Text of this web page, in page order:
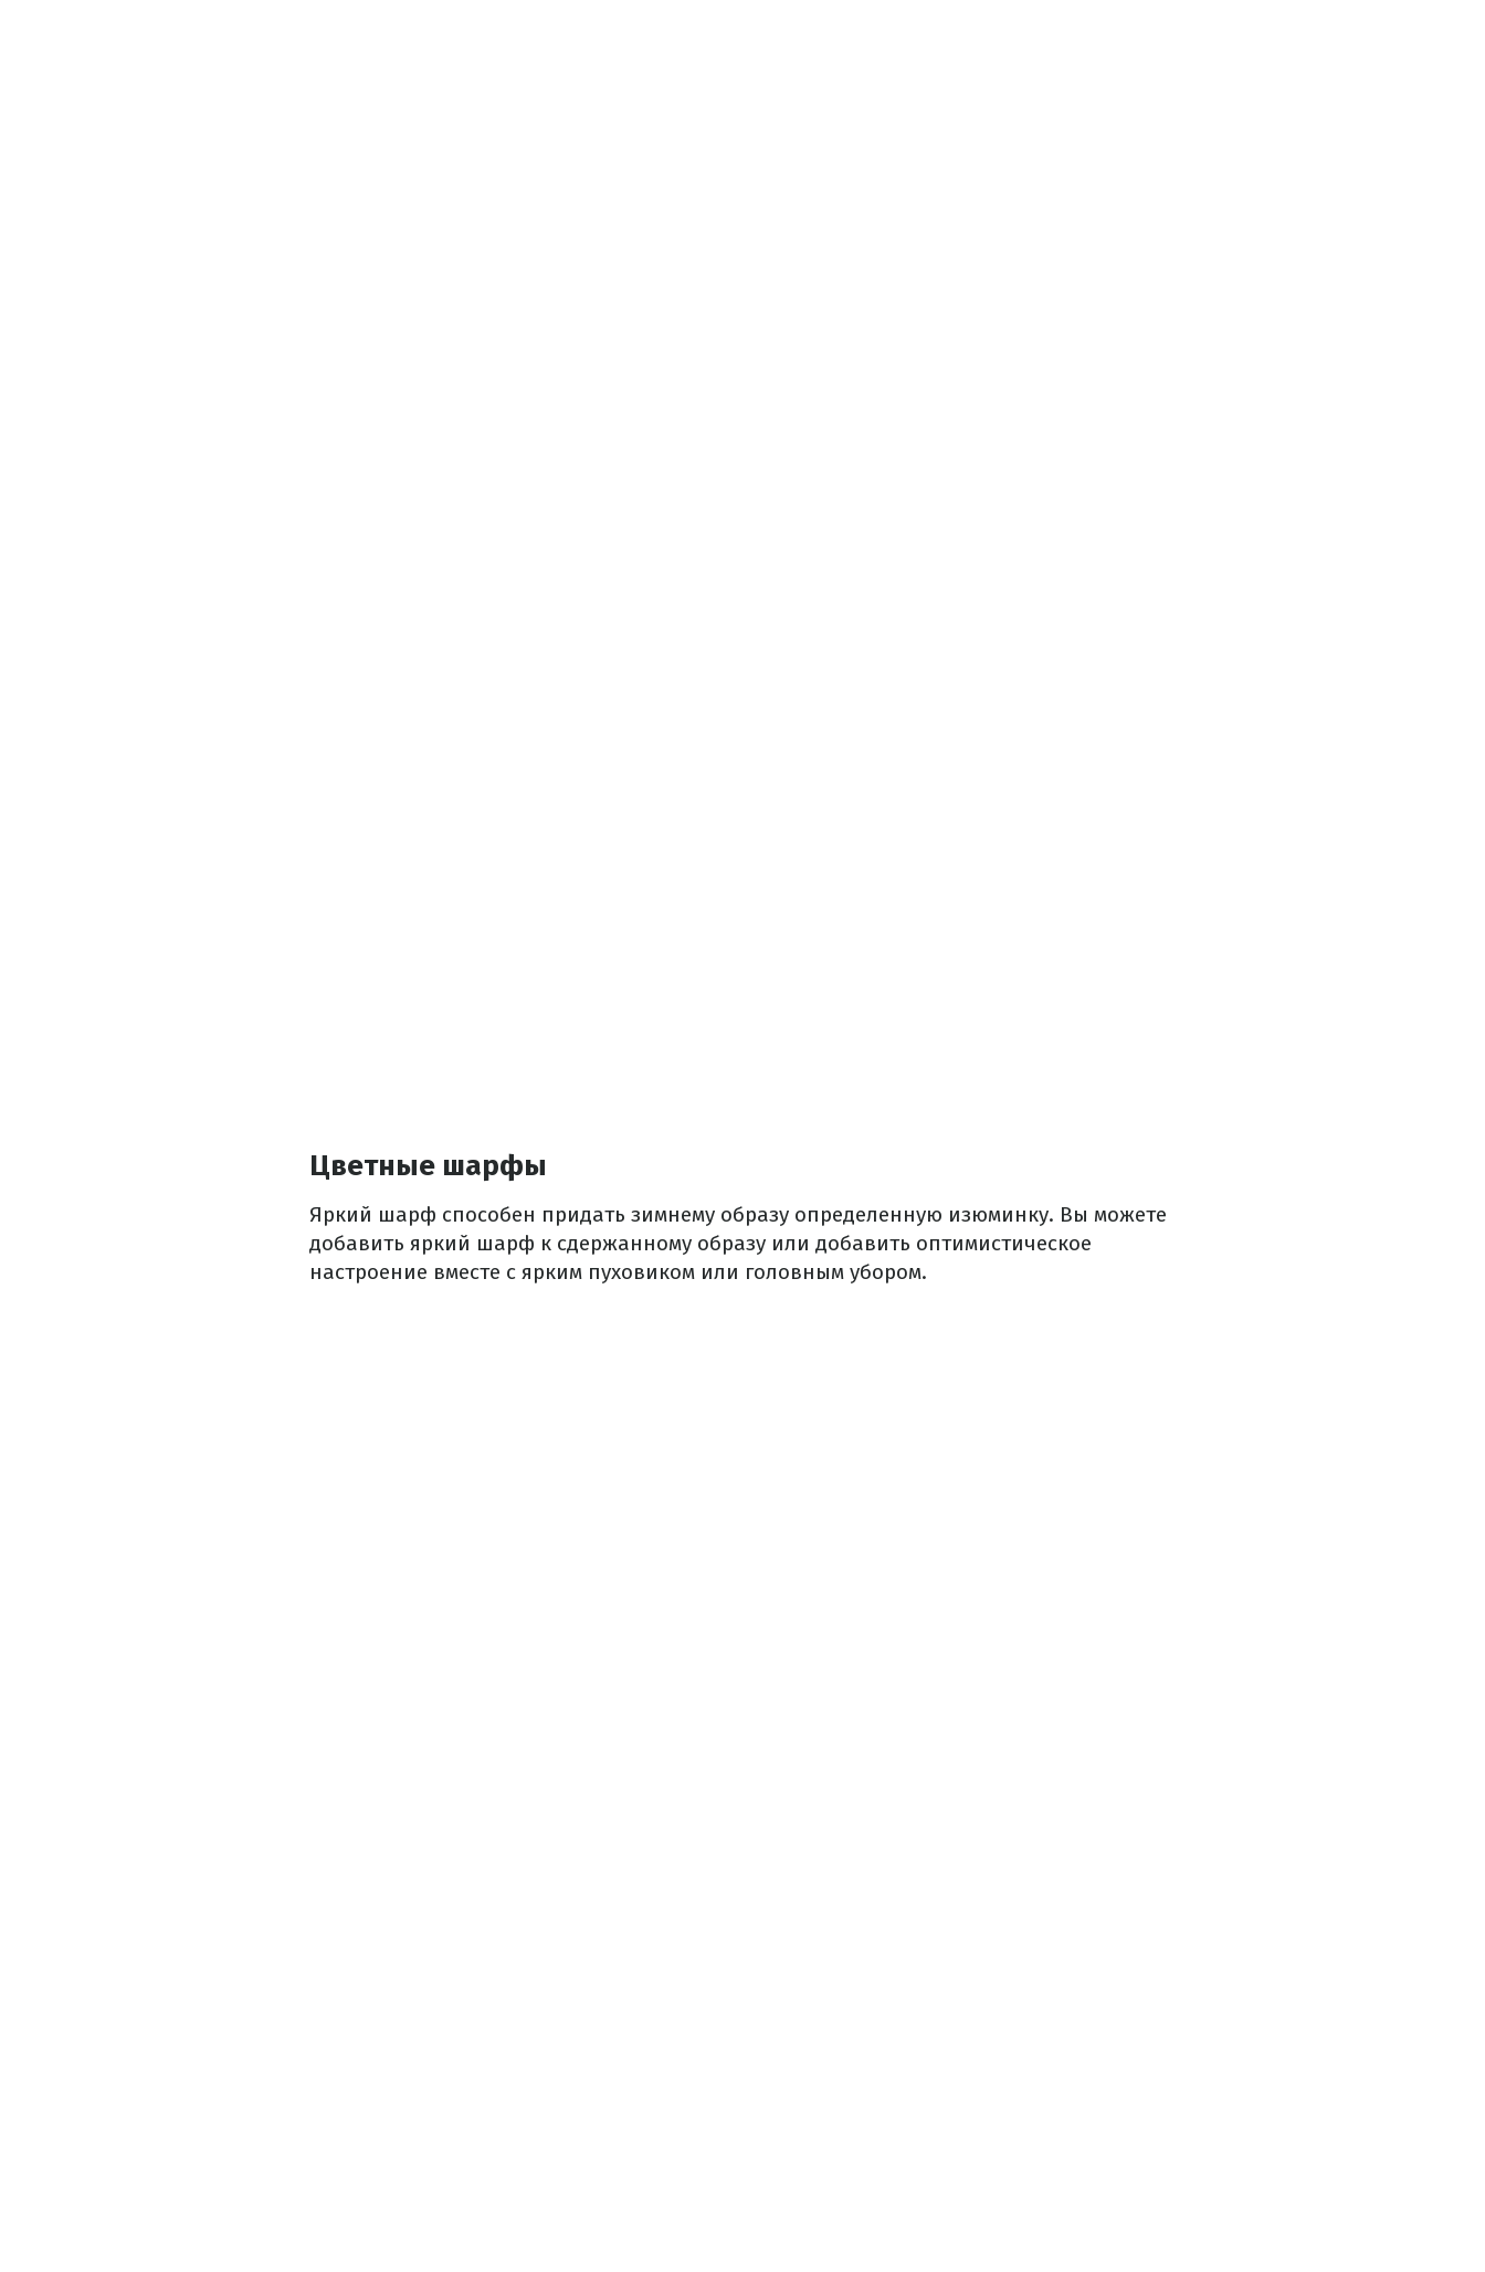
Цветные шарфы
Яркий шарф способен придать зимнему образу определенную изюминку. Вы можете
добавить яркий шарф к сдержанному образу или добавить оптимистическое
настроение вместе с ярким пуховиком или головным убором.